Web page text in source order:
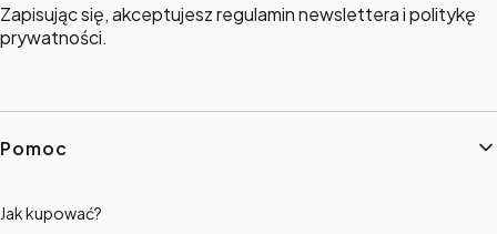
Zapisując się, akceptujesz regulamin newslettera i politykę
prywatności.
Linki w stopce
Pomoc
Jak kupować?